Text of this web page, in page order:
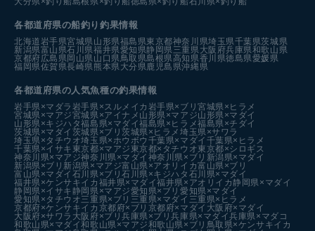
各都道府県の船釣り釣果情報
北海道岩手県宮城県山形県福島県東京都神奈川県埼玉県千葉県茨城県
新潟県富山県石川県福井県愛知県静岡県三重県大阪府兵庫県和歌山県
京都府広島県岡山県山口県鳥取県島根県高知県香川県徳島県愛媛県
福岡県佐賀県長崎県熊本県大分県鹿児島県沖縄県
各都道府県の人気魚種の釣果情報
岩手県×マダラ 岩手県×スルメイカ 岩手県×ブリ宮城県×ヒラメ
宮城県×マアジ宮城県×アイナメ 山形県×マアジ山形県×マダイ
山形県×キジハタ福島県×マダイ福島県×ヒラメ福島県×チダイ
茨城県×マダイ 茨城県×ブリ茨城県×ヒラメ埼玉県×サワラ
埼玉県×タチウオ埼玉県×ホウボウ 千葉県×マダイ 千葉県×ヒラメ
千葉県×イサキ 東京都×マアジ 東京都×タチウオ東京都×シロギス
神奈川県×マアジ神奈川県×マダイ 神奈川県×ブリ 新潟県×マダイ
新潟県×ブリ 新潟県×マアジ富山県×アオリイカ富山県×ブリ
富山県×マダイ 石川県×ブリ石川県×キジハタ 石川県×マダイ
福井県×ケンサキイカ 福井県×マダイ福井県×アオリイカ 静岡県×マダイ
静岡県×イサキ 静岡県×マアジ愛知県×ブリ愛知県×マダイ
愛知県×タチウオ三重県×ブリ 三重県×マダイ 三重県×ヒラメ
京都府×ケンサキイカ 京都府×ブリ 京都府×マダイ 大阪府×マダイ
大阪府×サワラ 大阪府×ブリ兵庫県×ブリ兵庫県×マダイ兵庫県×マダコ
和歌山県×マダイ和歌山県×マアジ和歌山県×ブリ 鳥取県×ケンサキイカ